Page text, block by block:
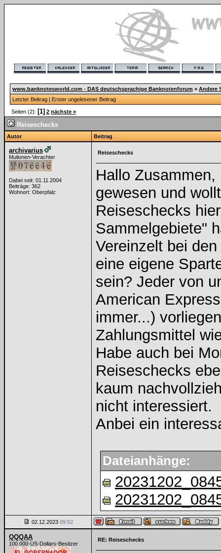
www.banknotesworld.com - DAS deutschsprachige Banknotenforum » Andere
Letzter Beitrag | Erster ungelesener Beitrag
Seiten (2): [1] 2 nächste »
Reiseschecks
Autor Beitrag
archivarius
Mulionen-Verachter
Dabei seit: 01.11.2004
Beiträge: 362
Wohnort: Oberpfalz
Reiseschecks
Hallo
gewesen und
Reiseschecks
Sammelgebiete"
Vereinzelt bei
eine eigene
sein? Jeder von
American
immer...)
Zahlungsmittel
Habe auch bei
Reiseschecks
kaum
nicht interessiert.
Anbei ein
Dateianhänge:
02.12.2023 09:52
QQQAA
100.000-US-Dollars-Besitzer
RE: Reiseschecks